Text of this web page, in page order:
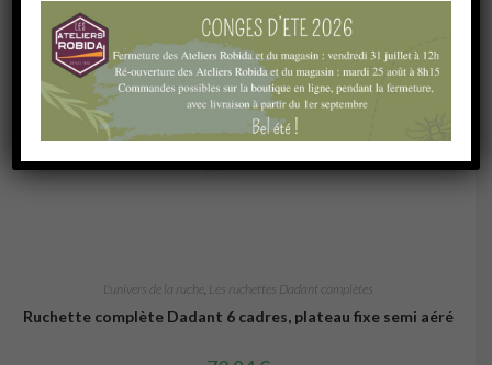
L'univers de la ruche Les ruchettes Dadant complètes
Ruchette complète Dadant 6 cadres, plateau fixe semi aéré